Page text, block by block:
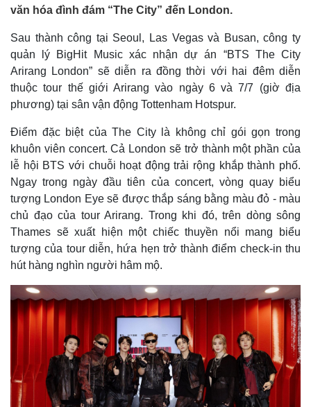
văn hóa đình đám “The City” đến London.
Sau thành công tại Seoul, Las Vegas và Busan, công ty
quản lý BigHit Music xác nhận dự án “BTS The City
Arirang London” sẽ diễn ra đồng thời với hai đêm diễn
thuộc tour thế giới Arirang vào ngày 6 và 7/7 (giờ địa
phương) tại sân vận động Tottenham Hotspur.
Điểm đặc biệt của The City là không chỉ gói gọn trong
khuôn viên concert. Cả London sẽ trở thành một phần của
lễ hội BTS với chuỗi hoạt động trải rộng khắp thành phố.
Ngay trong ngày đầu tiên của concert, vòng quay biểu
tượng London Eye sẽ được thắp sáng bằng màu đỏ - màu
chủ đạo của tour Arirang. Trong khi đó, trên dòng sông
Thames sẽ xuất hiện một chiếc thuyền nổi mang biểu
tượng của tour diễn, hứa hẹn trở thành điểm check-in thu
hút hàng nghìn người hâm mộ.